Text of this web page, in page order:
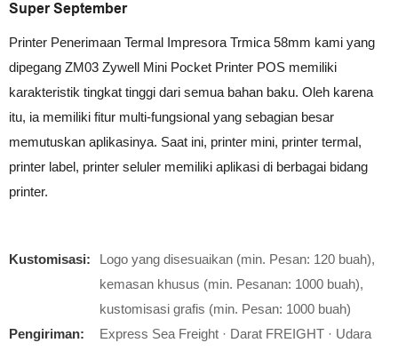
Super September
Printer Penerimaan Termal Impresora Trmica 58mm kami yang
dipegang ZM03 Zywell Mini Pocket Printer POS memiliki
karakteristik tingkat tinggi dari semua bahan baku. Oleh karena
itu, ia memiliki fitur multi-fungsional yang sebagian besar
memutuskan aplikasinya. Saat ini, printer mini, printer termal,
printer label, printer seluler memiliki aplikasi di berbagai bidang
printer.
Kustomisasi:
Logo yang disesuaikan (min. Pesan: 120 buah),
kemasan khusus (min. Pesanan: 1000 buah),
kustomisasi grafis (min. Pesan: 1000 buah)
Pengiriman:
Express Sea Freight · Darat FREIGHT · Udara